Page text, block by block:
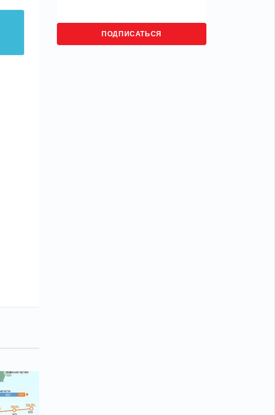
ПОДПИСАТЬСЯ